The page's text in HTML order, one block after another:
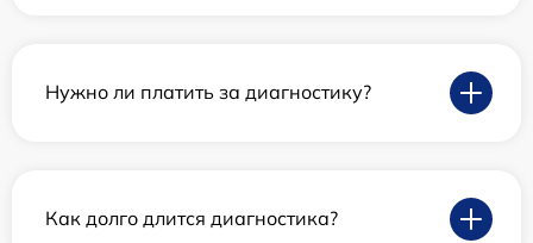
Нужно ли платить за диагностику?
Как долго длится диагностика?